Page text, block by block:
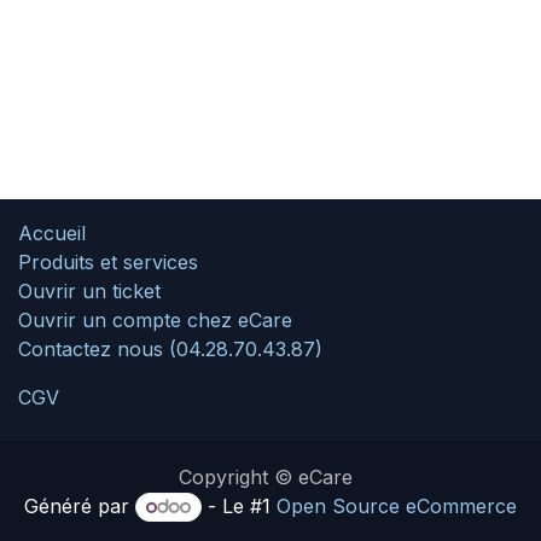
Accueil
Produits et services
Ouvrir un ticket
Ouvrir un compte chez eCare
Contactez nous (04.28.70.43.87)
CGV
Copyright © eCare
Généré par
- Le #1 Open Source eCommerce